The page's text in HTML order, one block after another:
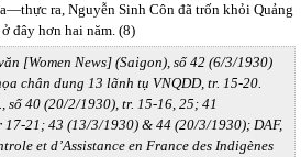
ra, Nguyễn Sinh Côn đã trốn khỏi Quảng
đây hơn hai năm. (8)
[Women News] (Saigon), số 42 (6/3/1930)
chân dung 13 lãnh tụ VNQDD, tr. 15-20.
số 40 (20/2/1930), tr. 15-16, 25; 41
17-21; 43 (13/3/1930) & 44 (20/3/1930); DAF,
et d’Assistance en France des Indigènes